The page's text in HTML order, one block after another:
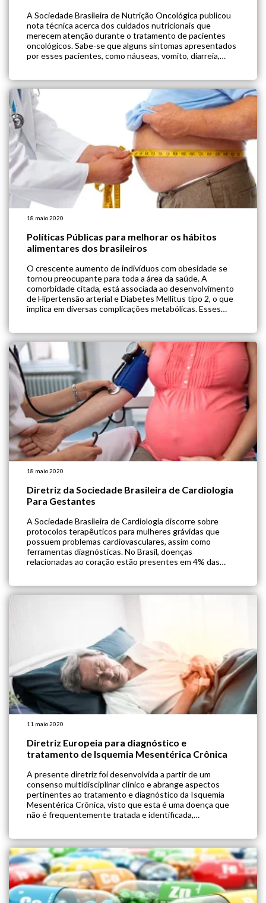
A Sociedade Brasileira de Nutrição Oncológica publicou
nota técnica acerca dos cuidados nutricionais que
merecem atenção durante o tratamento de pacientes
oncológicos. Sabe-se que alguns sintomas apresentados
por esses pacientes, como náuseas, vomito, diarreia,
quadro de desnutrição. Embora […]
18 maio 2020
Políticas Públicas para melhorar os hábitos
alimentares dos brasileiros
O crescente aumento de indivíduos com obesidade se
tornou preocupante para toda a área da saúde. A
comorbidade citada, está associada ao desenvolvimento
de Hipertensão arterial e Diabetes Mellitus tipo 2, o que
implica em diversas complicações metabólicas. Esses
Saúde […]
18 maio 2020
Diretriz da Sociedade Brasileira de Cardiologia
Para Gestantes
A Sociedade Brasileira de Cardiologia discorre sobre
protocolos terapêuticos para mulheres grávidas que
possuem problemas cardiovasculares, assim como
ferramentas diagnósticas. No Brasil, doenças
relacionadas ao coração estão presentes em 4% das
doença e determinar seu presente risco para a gestante
11 maio 2020
Diretriz Europeia para diagnóstico e
tratamento de Isquemia Mesentérica Crônica
A presente diretriz foi desenvolvida a partir de um
consenso multidisciplinar clínico e abrange aspectos
pertinentes ao tratamento e diagnóstico da Isquemia
Mesentérica Crônica, visto que esta é uma doença que
não é frequentemente tratada e identificada,
ocorrer tanto por causas oclusivas, como […]